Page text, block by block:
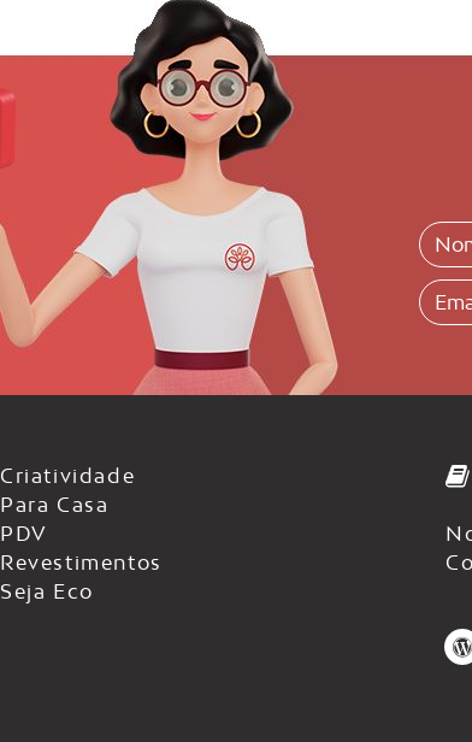
Criatividade
Para Casa
PDV
Revestimentos
Seja Eco